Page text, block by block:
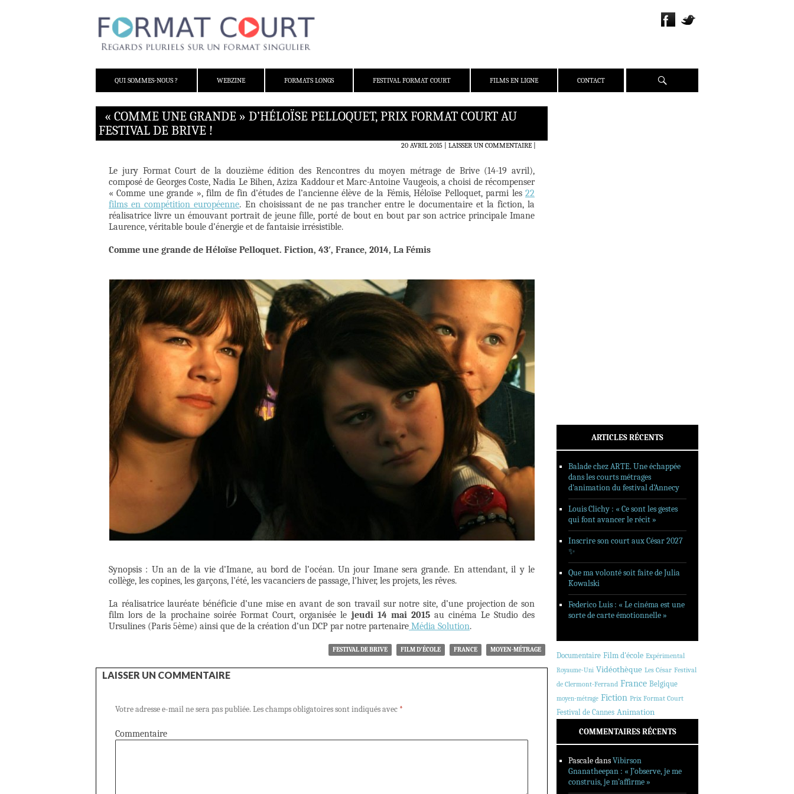
QUI SOMMES-NOUS ?
WEBZINE FORMATS LONGS FESTIVAL FORMAT COURT FILMS EN LIGNE CONTACT Recherche
« COMME UNE GRANDE » D’HÉLOÏSE PELLOQUET, PRIX FORMAT COURT AU
FESTIVAL DE BRIVE !
20 AVRIL 2015 LAISSER UN COMMENTAIRE|
Le jury Format Court de la douzième édition des Rencontres du moyen ­métrage de Brive (14-19 avril),
composé de Georges Coste, Nadia Le Bihen, Aziza Kaddour et Marc­-Antoine Vaugeois, a choisi de récompenser
« Comme une grande », film de fin d’études de l’ancienne élève de la Fémis, Héloïse Pelloquet, parmi les 22
films en compétition européenne. En choisissant de ne pas trancher entre le documentaire et la fiction, la
réalisatrice livre un émouvant portrait de jeune fille, porté de bout en bout par son actrice principale Imane
Laurence, véritable boule d’énergie et de fantaisie irrésistible.
Comme une grande de Héloïse Pelloquet. Fiction, 43′, France, 2014, La Fémis
Synopsis : Un an de la vie d’Imane, au bord de l’océan. Un jour Imane sera grande. En attendant, il y le
collège, les copines, les garçons, l’été, les vacanciers de passage, l’hiver, les projets, les rêves.
La réalisatrice lauréate bénéficie d’une mise en avant de son travail sur notre site, d’une projection de son
film lors de la prochaine soirée Format Court, organisée le jeudi 14 mai 2015au cinéma Le Studio des
Ursulines (Paris 5ème) ainsi que de la création d’un DCP par notre partenaire Média Solution.
FESTIVAL DE BRIVE FILM D'ÉCOLE FRANCE MOYEN-MÉTRAGE
LAISSER UN COMMENTAIRE
Votre adresse e-mail ne sera pas publiée. Les champs obligatoires sont indiqués avec *
Commentaire
ARTICLES RÉCENTS
Balade chez ARTE. Une échappée
dans les courts métrages
d’animation du festival d’Annecy
Louis Clichy : « Ce sont les gestes
qui font avancer le récit »
Inscrire son court aux César 2027
✨
Que ma volonté soit faite de Julia
Kowalski
Federico Luis : « Le cinéma est une
sorte de carte émotionnelle »
Documentaire Film d'école Expérimental
Royaume-Uni Vidéothèque Les César Festival
de Clermont-Ferrand France Belgique
moyen-métrage Fiction Prix Format Court
Festival de Cannes Animation
COMMENTAIRES RÉCENTS
PascaledansVibirson
Gnanatheepan : « J’observe, je me
construis, je m’affirme »